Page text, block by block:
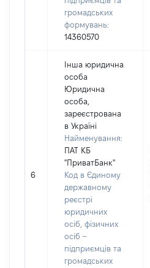
громадських
формувань:
14360570
6
Інша юридична
особа
Юридична
особа,
зареєстрована
в Україні
Найменування:
ПАТ КБ
"ПриватБанк"
Код в Єдиному
державному
реєстрі
юридичних
осіб, фізичних
осіб –
підприємців та
громадських